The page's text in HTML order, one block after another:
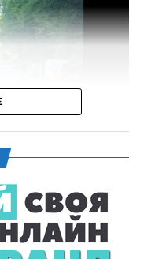
въпрос предстои
на иззети в
под
– Габрово.
село Шумата
с мотор.
1 август, около
на полицията